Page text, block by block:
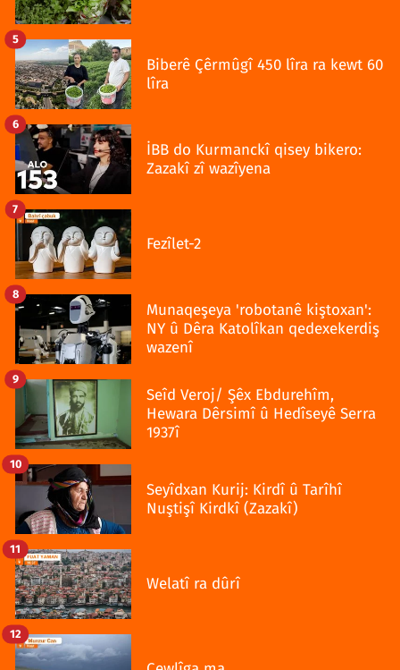
Biberê Çêrmûgî 450 lîra ra kewt 60
lîra
5
İBB do Kurmanckî qisey bikero:
Zazakî zî wazîyena
6
Fezîlet-2
7
Munaqeşeya 'robotanê kiştoxan':
NY û Dêra Katolîkan qedexekerdiş
wazenî
8
Seîd Veroj/ Şêx Ebdurehîm,
Hewara Dêrsimî û Hedîseyê Serra
1937î
9
Seyîdxan Kurij: Kirdî û Tarîhî
Nuştişî Kirdkî (Zazakî)
10
Welatî ra dûrî
11
12